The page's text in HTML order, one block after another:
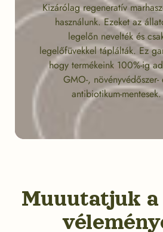
Kizárólag regeneratív
használunk. Ezeket az
legelőn nevelték és
legelőfüvekkel táplálták. Ez
hogy termékeink 100%-ig
GMO-, növényvédőszer-
antibiotikum-mentesek.
Muuutatjuk